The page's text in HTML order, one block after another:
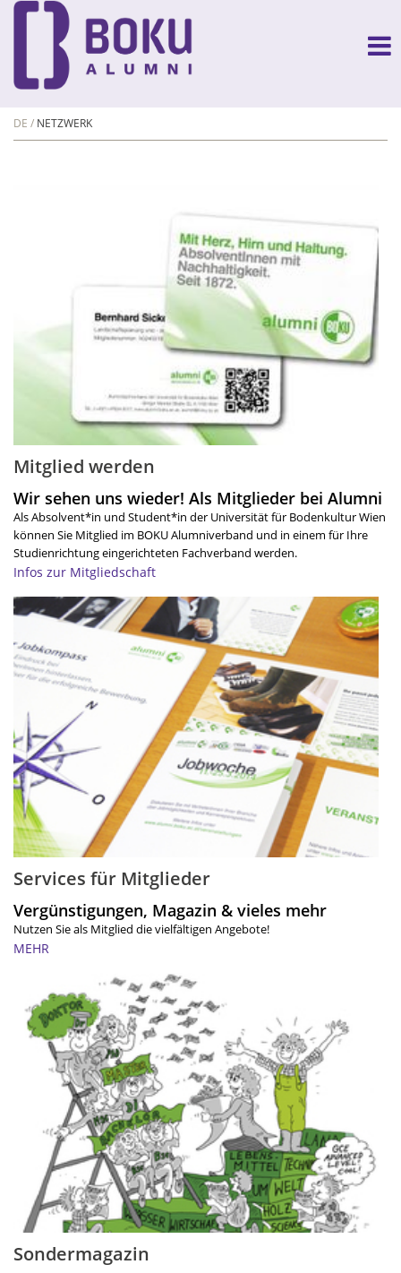
DE NETZWERK
Mitglied werden
Wir sehen uns wieder! Als Mitglieder bei Alumni
Als Absolvent*in und Student*in der Universität für Bodenkultur Wien
können Sie Mitglied im BOKU Alumniverband und in einem für Ihre
Studienrichtung eingerichteten Fachverband werden.
Infos zur Mitgliedschaft
Services für Mitglieder
Vergünstigungen, Magazin & vieles mehr
Nutzen Sie als Mitglied die vielfältigen Angebote!
MEHR
Sondermagazin